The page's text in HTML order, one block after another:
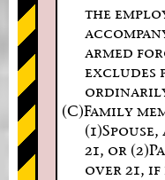
the
armed
excludes
ordinarily
(C)Family
21, or
over 21,